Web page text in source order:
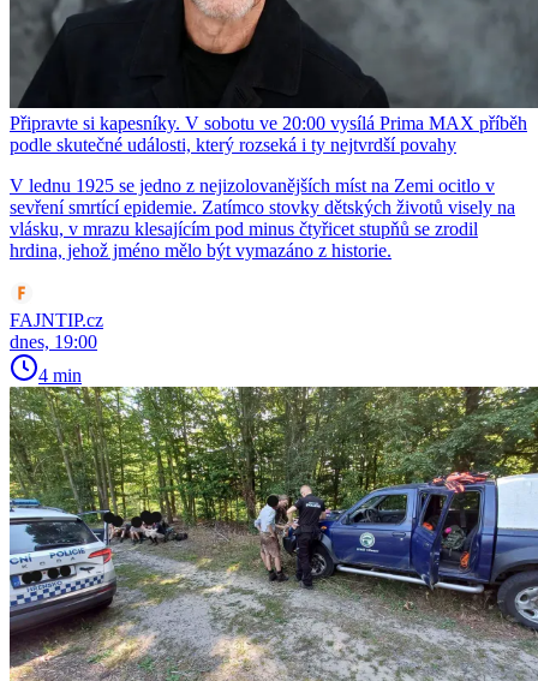
Připravte si kapesníky. V sobotu ve 20:00 vysílá Prima MAX příběh
podle skutečné události, který rozseká i ty nejtvrdší povahy
V lednu 1925 se jedno z nejizolovanějších míst na Zemi ocitlo v
sevření smrtící epidemie. Zatímco stovky dětských životů visely na
vlásku, v mrazu klesajícím pod minus čtyřicet stupňů se zrodil
hrdina, jehož jméno mělo být vymazáno z historie.
FAJNTIP.cz
dnes, 19:00
4 min